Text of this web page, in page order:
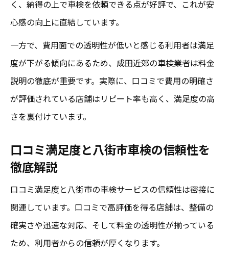
方
成田エリアで車検満足度が高い理由を徹底解説
成田エリア車検が口コミで満足度が高いワ
ケ
口コミに見る成田車検の安さとサービスの
特徴
成田車検の口コミ満足度を裏付けるポイン
安いだけじゃない成田の車検口コミ評価を
探る
八街市と比較した成田周辺車検の口コミ傾
向
車検費用を抑えたい人に八街市の最新事情
く、納得の上で車検を依頼できる点が好評で、これが安
心感の向上に直結しています。
一方で、費用面での透明性が低いと感じる利用者は満足
度が下がる傾向にあるため、成田近郊の車検業者は料金
説明の徹底が重要です。実際に、口コミで費用の明確さ
が評価されている店舗はリピート率も高く、満足度の高
さを裏付けています。
口コミ満足度と八街市車検の信頼性を
徹底解説
口コミ満足度と八街市の車検サービスの信頼性は密接に
関連しています。口コミで高評価を得る店舗は、整備の
確実さや迅速な対応、そして料金の透明性が揃っている
ため、利用者からの信頼が厚くなります。